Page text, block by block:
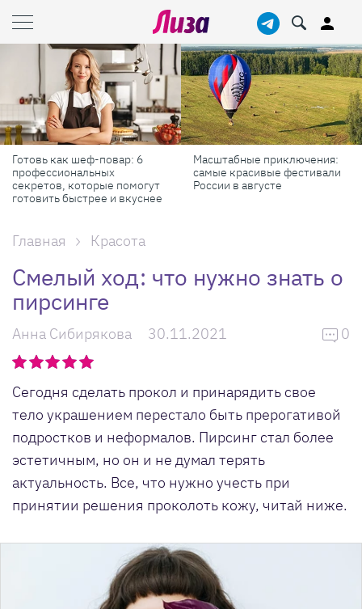
Готовь как шеф-повар: 6
профессиональных
секретов, которые помогут
готовить быстрее и вкуснее
Масштабные приключения:
самые красивые фестивали
России в августе
Главная Красота
Смелый ход: что нужно знать о
пирсинге
Анна Сибирякова 30.11.2021 0
Сегодня сделать прокол и принарядить свое
тело украшением перестало быть прерогативой
подростков и неформалов. Пирсинг стал более
эстетичным, но он и не думал терять
актуальность. Все, что нужно учесть при
принятии решения проколоть кожу, читай ниже.